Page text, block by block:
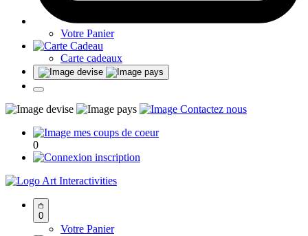
Votre Panier
Carte cadeaux
0
Art Interactivities
0
Votre Panier